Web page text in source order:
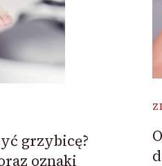
grzybicę?
oznaki